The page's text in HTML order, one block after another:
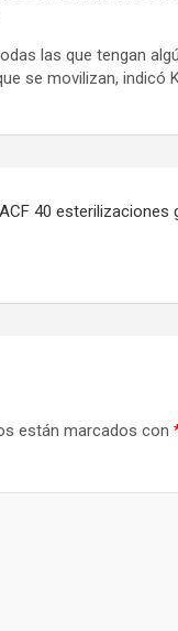
las que tengan
se movilizan, indicó
40 esterilizaciones
están marcados con